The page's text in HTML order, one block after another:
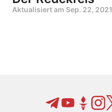
Aktualisiert am Sep. 22, 2021